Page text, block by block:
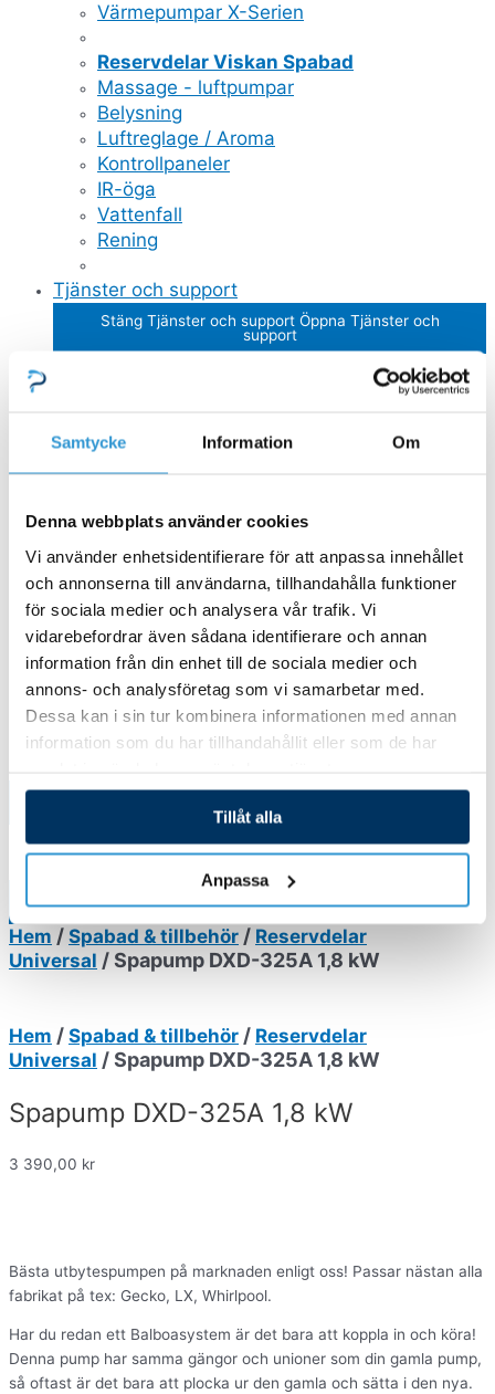
Samtycke Information Om
Denna webbplats använder cookies
Vi använder enhetsidentifierare för att anpassa innehållet
och annonserna till användarna, tillhandahålla funktioner
för sociala medier och analysera vår trafik. Vi
vidarebefordrar även sådana identifierare och annan
information från din enhet till de sociala medier och
annons- och analysföretag som vi samarbetar med.
Dessa kan i sin tur kombinera informationen med annan
information som du har tillhandahållit eller som de har
Tillåt alla
Anpassa
Värmepumpar X-Serien
Reservdelar Viskan Spabad
Massage - luftpumpar
Belysning
Luftreglage / Aroma
Kontrollpaneler
IR-öga
Vattenfall
Rening
Tjänster och support
Stäng Tjänster och support Öppna Tjänster och
support
Poolbyggare
Hotel och boende med pool spa
All Inclusive
Materialpaket Thermopool
Monteringsanvisning Thermopool
SERVICETJÄNSTER POOL OCH SPABAD
Boka Servicetjänster pool och spabad
Boka våröppning/poolstängning
Teckna serviceavtal pool och spabad
Kampanjer
Hem / Spabad & tillbehör / Reservdelar
Universal / Spapump DXD-325A 1,8 kW
Hem / Spabad & tillbehör / Reservdelar
Universal / Spapump DXD-325A 1,8 kW
Spapump DXD-325A 1,8 kW
3 390,00 kr
Bästa utbytespumpen på marknaden enligt oss! Passar nästan alla
fabrikat på tex: Gecko, LX, Whirlpool.
Har du redan ett Balboasystem är det bara att koppla in och köra!
Denna pump har samma gängor och unioner som din gamla pump,
så oftast är det bara att plocka ur den gamla och sätta i den nya.